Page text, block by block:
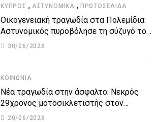
ΚΎΠΡΟΣ , ΑΣΤΥΝΟΜΙΚΆ , ΠΡΩΤΟΣΈΛΙΔΑ
Οικογενειακή τραγωδία στα Πολεμίδια:
Αστυνομικός πυροβόλησε τη σύζυγό του
και αυτοκτόνησε
30/06/2026
ΚΟΙΝΩΝΊΑ
Νέα τραγωδία στην άσφαλτο: Νεκρός
29χρονος μοτοσικλετιστής στον
αυτοκινητόδρομο Πάφου – Λεμεσού
20/06/2026